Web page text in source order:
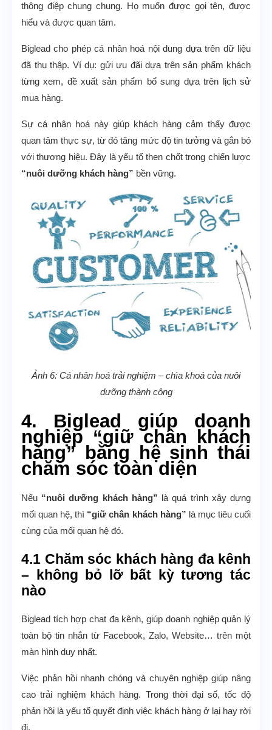
thông điệp chung chung. Họ muốn được gọi tên, được
hiểu và được quan tâm.
Biglead cho phép cá nhân hoá nội dung dựa trên dữ liệu
đã thu thập. Ví dụ: gửi ưu đãi dựa trên sản phẩm khách
từng xem, đề xuất sản phẩm bổ sung dựa trên lịch sử
mua hàng.
Sự cá nhân hoá này giúp khách hàng cảm thấy được
quan tâm thực sự, từ đó tăng mức độ tin tưởng và gắn bó
với thương hiệu. Đây là yếu tố then chốt trong chiến lược
“nuôi dưỡng khách hàng” bền vững.
Ảnh 6: Cá nhân hoá trải nghiệm – chìa khoá của nuôi
dưỡng thành công
4. Biglead giúp doanh
nghiệp “giữ chân khách
hàng” bằng hệ sinh thái
chăm sóc toàn diện
Nếu “nuôi dưỡng khách hàng” là quá trình xây dựng
mối quan hệ, thì “giữ chân khách hàng” là mục tiêu cuối
cùng của mối quan hệ đó.
4.1 Chăm sóc khách hàng đa kênh
– không bỏ lỡ bất kỳ tương tác
nào
Biglead tích hợp chat đa kênh, giúp doanh nghiệp quản lý
toàn bộ tin nhắn từ Facebook, Zalo, Website… trên một
màn hình duy nhất.
Việc phản hồi nhanh chóng và chuyên nghiệp giúp nâng
cao trải nghiệm khách hàng. Trong thời đại số, tốc độ
phản hồi là yếu tố quyết định việc khách hàng ở lại hay rời
đi.